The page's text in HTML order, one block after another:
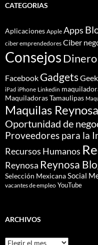
CATEGORIAS
Aplicaciones Apple Apps
ciber emprendedores Ciber
ConsejosDinero
Facebook Gadgets
iPad iPhone Linkedin
Maquiladoras Tamaulipas
Maquilas Reynosa
Oportunidad de
Proveedores para la
Recursos Humanos
Reynosa Reynosa
Selección MexicanaSocial
vacantes de empleo YouTube
ARCHIVOS
Archivos